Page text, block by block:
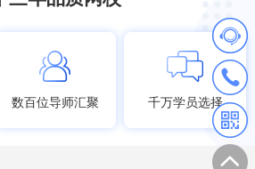
数百位导师汇聚 千万学员选择